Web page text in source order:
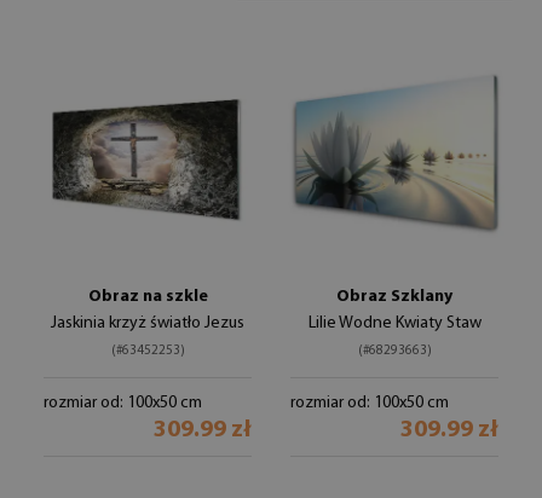
Obraz na szkle
Jaskinia krzyż światło Jezus
(#63452253)
rozmiar od: 100x50 cm
309.99 zł
Obraz Szklany
Lilie Wodne Kwiaty Staw
(#68293663)
rozmiar od: 100x50 cm
309.99 zł